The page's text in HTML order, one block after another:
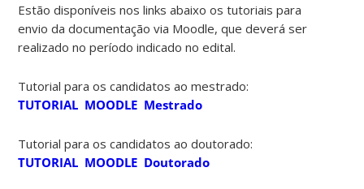
Estão disponíveis nos links abaixo os tutoriais para
envio da documentação via Moodle, que deverá ser
realizado no período indicado no edital.
Tutorial para os candidatos ao mestrado:
TUTORIAL MOODLE Mestrado
Tutorial para os candidatos ao doutorado:
TUTORIAL MOODLE Doutorado